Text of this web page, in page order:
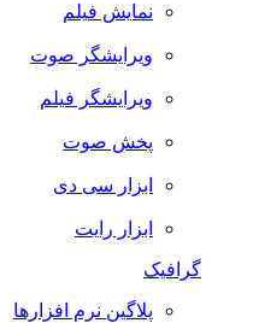
نمایش فیلم
ویرایشگر صوت
ویرایشگر فیلم
پخش صوت
ابزار سی دی
ابزار رایت
گرافیک
پلاگین نرم افزارها